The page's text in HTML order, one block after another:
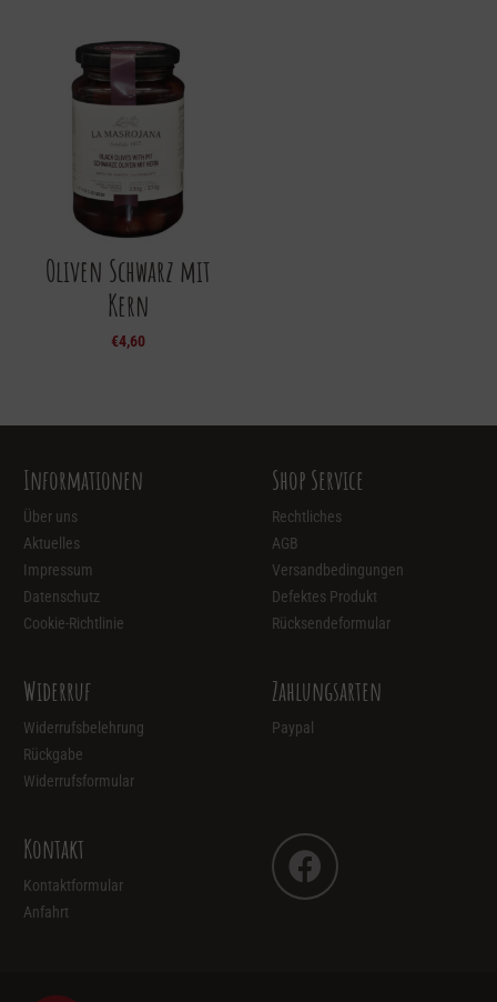
Oliven Schwarz mit
Kern
€4,60
Informationen
Über uns
Aktuelles
Impressum
Datenschutz
Cookie-Richtlinie
Shop Service
Rechtliches
AGB
Versandbedingungen
Defektes Produkt
Rücksendeformular
Widerruf
Widerrufsbelehrung
Rückgabe
Widerrufsformular
Zahlungsarten
Paypal
Kontakt
Kontaktformular
Anfahrt